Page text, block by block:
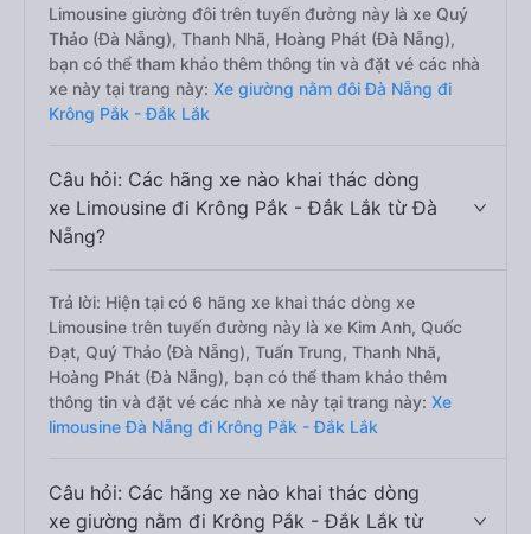
Limousine giường đôi trên tuyến đường này là xe Quý
Thảo (Đà Nẵng), Thanh Nhã, Hoàng Phát (Đà Nẵng),
bạn có thể tham khảo thêm thông tin và đặt vé các nhà
xe này tại trang này: Xe giường nằm đôi Đà Nẵng đi
Krông Pắk - Đắk Lắk
Câu hỏi: Các hãng xe nào khai thác dòng
xe Limousine đi Krông Pắk - Đắk Lắk từ Đà
Nẵng?
Trả lời: Hiện tại có 6 hãng xe khai thác dòng xe
Limousine trên tuyến đường này là xe Kim Anh, Quốc
Đạt, Quý Thảo (Đà Nẵng), Tuấn Trung, Thanh Nhã,
Hoàng Phát (Đà Nẵng), bạn có thể tham khảo thêm
thông tin và đặt vé các nhà xe này tại trang này: Xe
limousine Đà Nẵng đi Krông Pắk - Đắk Lắk
Câu hỏi: Các hãng xe nào khai thác dòng
xe giường nằm đi Krông Pắk - Đắk Lắk từ